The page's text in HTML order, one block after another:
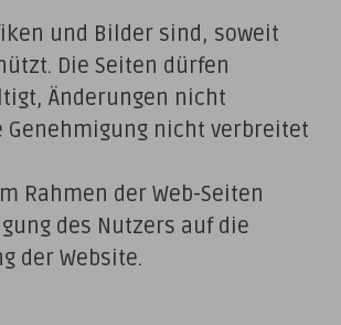
und Bilder sind, soweit
Die Seiten dürfen
Änderungen nicht
nicht verbreitet
Rahmen der Web-Seiten
des Nutzers auf die
der Website.